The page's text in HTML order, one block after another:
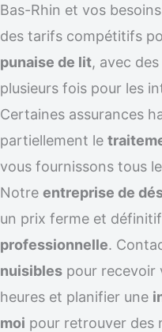
Bas-Rhin et vos
des tarifs compétitifs
punaise de lit, avec
plusieurs fois pour les
Certaines assurances
partiellement le
vous fournissons tous
Notre entreprise de
un prix ferme et définitif
professionnelle.
nuisibles pour recevoir
heures et planifier une
moi pour retrouver des